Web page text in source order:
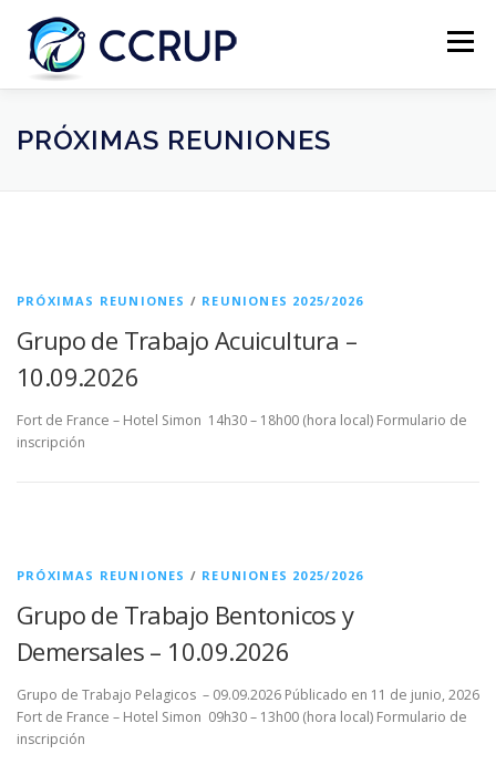
Menú
NOSOTROS NOTICIAS REUNIONES
PRÓXIMAS REUNIONES
PRÓXIMAS REUNIONES / REUNIONES 2025/2026
Grupo de Trabajo Acuicultura –
10.09.2026
Fort de France – Hotel Simon 14h30 – 18h00 (hora local) Formulario de
inscripción
PRÓXIMAS REUNIONES / REUNIONES 2025/2026
Grupo de Trabajo Bentonicos y
Demersales – 10.09.2026
Grupo de Trabajo Pelagicos – 09.09.2026 Públicado en 11 de junio, 2026
Fort de France – Hotel Simon 09h30 – 13h00 (hora local) Formulario de
inscripción